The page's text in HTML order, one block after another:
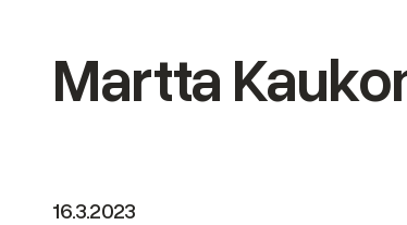
Martta
16.3.2023